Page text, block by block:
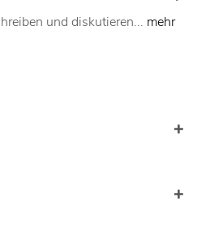
und diskutieren... mehr